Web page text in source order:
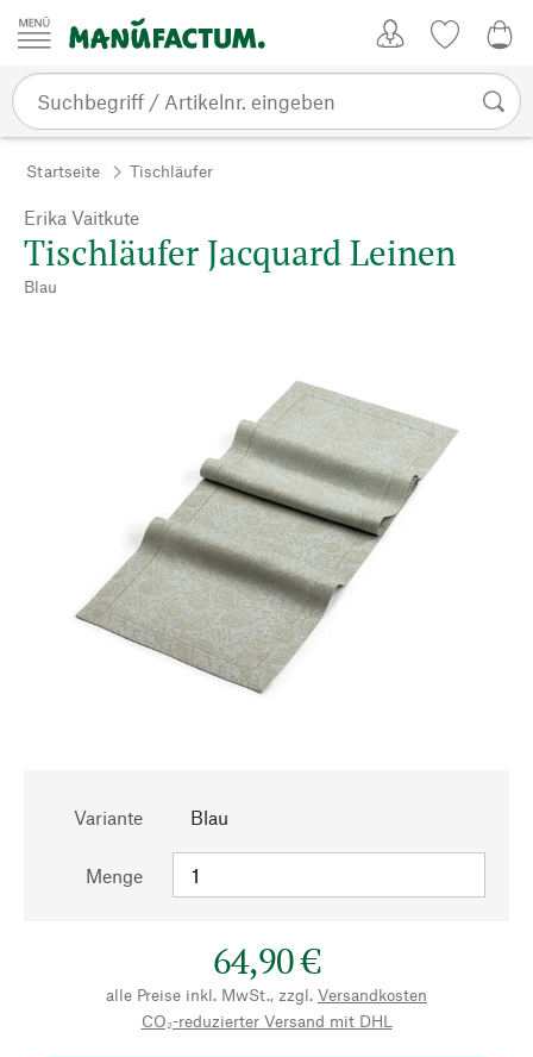
Zum Inhalt springen
Startseite Tischläufer
Erika Vaitkute
Tischläufer Jacquard Leinen
Blau
Variante Blau
Menge
64,90 €
alle Preise inkl. MwSt., zzgl. Versandkosten
CO₂-reduzierter Versand mit DHL